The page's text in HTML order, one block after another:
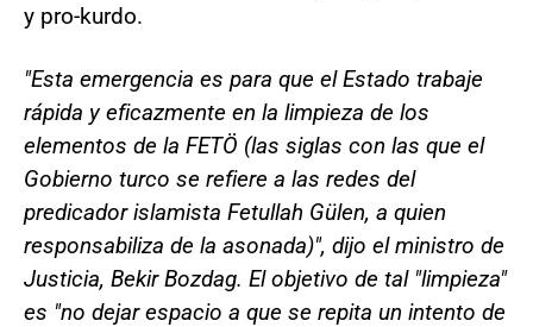
y pro-kurdo.
"Esta emergencia es para que el Estado trabaje
rápida y eficazmente en la limpieza de los
elementos de la FETÖ (las siglas con las que el
Gobierno turco se refiere a las redes del
predicador islamista Fetullah Gülen, a quien
responsabiliza de la asonada)", dijo el ministro de
Justicia, Bekir Bozdag. El objetivo de tal "limpieza"
es "no dejar espacio a que se repita un intento de